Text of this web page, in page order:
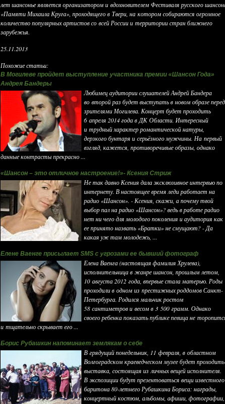
лет шансонье является организатором и вдохновителем Фестиваля русского
«Памяти Михаила Круга», проходящего в Твери, на котором собираются огромное
количество популярных артистов со всей России и территории стран ближнего
зарубежья.
25.11.2013
Похожие статьи:
В Могилеве пройдет выступление участника премии «Шансон Года»
Андрея Бандеры
Любимец аудитории слушателей Андрей Бандера
во второй раз будет выступать в новом образе перед
зрителями Могилева. Концерт будет проходить
6 апреля 2014 года в ДК Области. Интересный
и трудный характер романтической натуры,
дерзкого бунтаря и серьёзного мужчины. На первый
взгляд, кажется, противоречивые образы, однако
данные контрасты прекрасно ...
«Шансон – это отличное настроение!»- Ксения Стриж
Не так давно Ксения дала эксклюзивное интервью по
интернету. В настоящее время леди работает на
радио «Шансон». - Ксения, скажи, а почему твой
выбор пал на радио «Шансон»? ведь в работе радио
нет ни чего для молодого поколения и аудитория как
ее принято назвать «Братки» не смущают? - Да
какая уж там молодежь, ...
Елене Ваенге присылает SMS с угрозами ее бывший фотограф
Елена Ваенга (настоящая фамилия Хрулева),
исполнительница в жанре шансон, прошлым летом,
10 августа 2012 года, впервые стала матерью. Роды
проходили в одном из престижных роддомов Санкт-
Петербурга. Родился мальчик ростом
58 сантиметров и весом в 3 500 грамм. Однако
своего ребенка показать публике певица не
и тщательно скрывает его ...
Борис Рубашкин напоминает землякам о себе
В грядущий понедельник, 11 февраля, в областном
Волгоградском краеведческом музее будет проходить
выставка, состоящая из личных вещей исполнителя.
В экспозиции будут презентоваться вещи известного
баритона 80-летнего Рубашкина Бориса: награды,
концертный костюм, альбомы, афиши, фотографии,